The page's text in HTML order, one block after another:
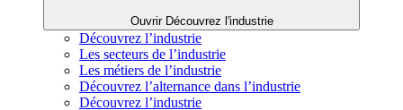
Ouvrir Découvrez l'industrie
Découvrez l’industrie
Les secteurs de l’industrie
Les métiers de l’industrie
Découvrez l’alternance dans l’industrie
Découvrez l’industrie